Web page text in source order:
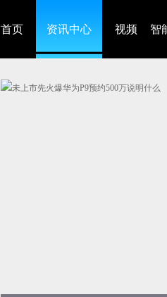
首页 资讯中心 视频 智